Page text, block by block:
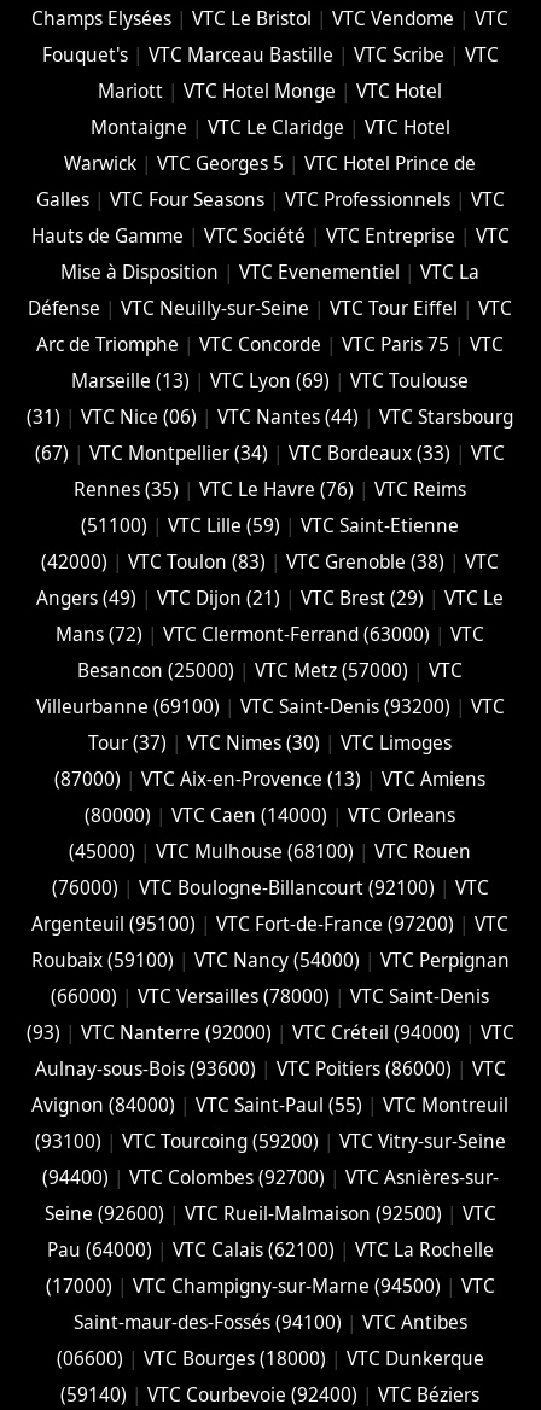
Champs Elysées |VTC Le Bristol |VTC Vendome |VTC
Fouquet's| VTC Marceau Bastille | VTC Scribe | VTC
Mariott |VTC Hotel Monge |VTC Hotel
Montaigne | VTC Le Claridge | VTC Hotel
Warwick |VTC Georges 5 |VTC Hotel Prince de
Galles| VTC Four Seasons| VTC Professionnels| VTC
Hauts de Gamme | VTC Société | VTC Entreprise | VTC
Mise à Disposition |VTC Evenementiel |VTC La
Défense |VTC Neuilly-sur-Seine |VTC Tour Eiffel |VTC
Arc de Triomphe |VTC Concorde |VTC Paris 75 |VTC
Marseille (13) |VTC Lyon (69) |VTC Toulouse
(31) |VTC Nice (06) |VTC Nantes (44) |VTC Starsbourg
(67) |VTC Montpellier (34) |VTC Bordeaux (33) |VTC
Rennes (35) |VTC Le Havre (76) |VTC Reims
(51100) |VTC Lille (59) |VTC Saint-Etienne
(42000) |VTC Toulon (83) |VTC Grenoble (38) |VTC
Angers (49) |VTC Dijon (21) |VTC Brest (29) |VTC Le
Mans (72) |VTC Clermont-Ferrand (63000) |VTC
Besancon (‎25000) |VTC Metz (57000) |VTC
Villeurbanne (‎69100) | VTC Saint-Denis (93200) | VTC
Tour (37) |VTC Nimes (30) |VTC Limoges
(‎87000) |VTC Aix-en-Provence (13) |VTC Amiens
(‎80000) |VTC Caen (14000) |VTC Orleans
(45000) |VTC Mulhouse (68100) |VTC Rouen
(76000) | VTC Boulogne-Billancourt (92100) | VTC
Argenteuil (95100) |VTC Fort-de-France (97200) |VTC
Roubaix (‎59100) | VTC Nancy (‎54000) | VTC Perpignan
(66000) |VTC Versailles (‎78000) |VTC Saint-Denis
(93) | VTC Nanterre (92000) | VTC Créteil (94000) | VTC
Aulnay-sous-Bois (93600) | VTC Poitiers (86000) | VTC
Avignon (84000) |VTC Saint-Paul (55) |VTC Montreuil
(93100) | VTC Tourcoing (59200) | VTC Vitry-sur-Seine
(94400) | VTC Colombes (92700) | VTC Asnières-sur-
Seine (92600) | VTC Rueil-Malmaison (92500) | VTC
Pau (64000) | VTC Calais (‎62100) | VTC La Rochelle
(17000) | VTC Champigny-sur-Marne (94500) | VTC
Saint-maur-des-Fossés (94100) | VTC Antibes
(06600) | VTC Bourges (18000) | VTC Dunkerque
(59140) |VTC Courbevoie (92400) |VTC Béziers